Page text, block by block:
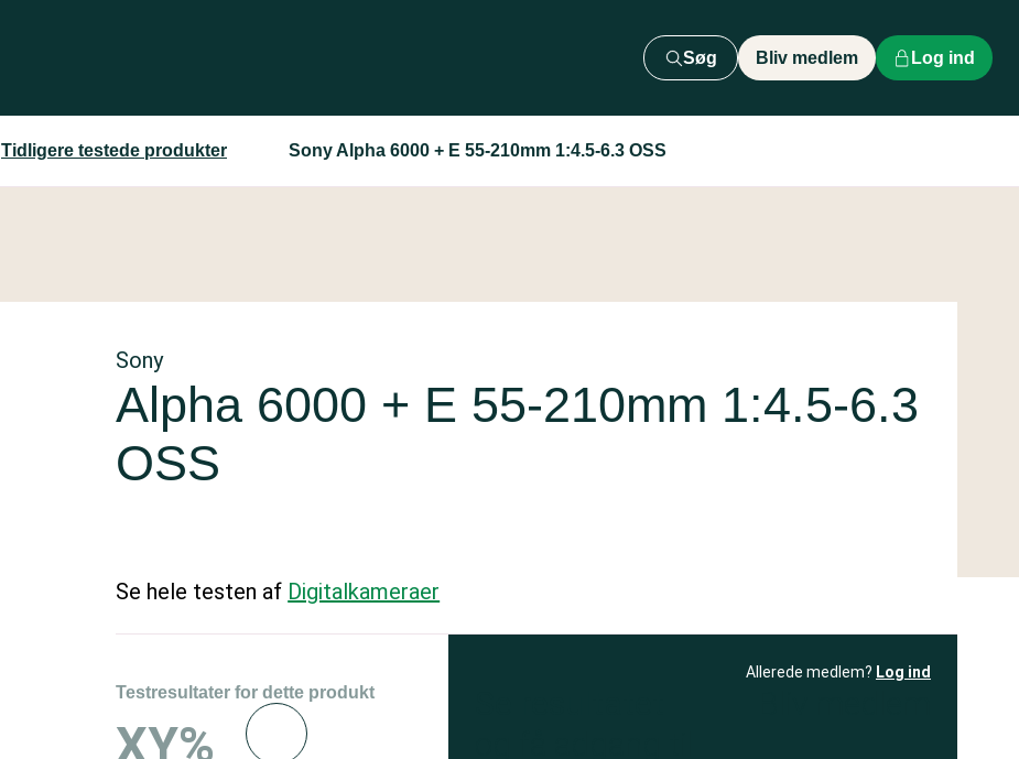
Søg Bliv medlem Log ind
Tidligere testede produkter Sony Alpha 6000 + E 55-210mm 1:4.5-6.3 OSS
Sony
Alpha 6000 + E 55-210mm 1:4.5-6.3
OSS
Se hele testen af Digitalkameraer
Testresultater for dette produkt
XY%
Allerede medlem? Log ind